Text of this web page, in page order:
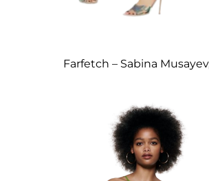
Farfetch – Sabina